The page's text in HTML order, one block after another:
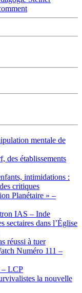
mentale de
des établissements
intimidations :
critiques
Planétaire » –
IAS – Inde
sectaires dans l’Église
réussi à tuer
Numéro 111 –
– LCP
la nouvelle